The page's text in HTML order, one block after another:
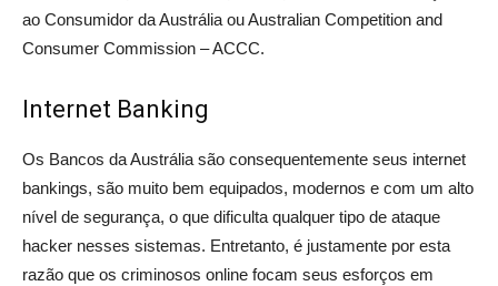
ao Consumidor da Austrália ou Australian Competition and
Consumer Commission – ACCC.
Internet Banking
Os Bancos da Austrália são consequentemente seus internet
bankings, são muito bem equipados, modernos e com um alto
nível de segurança, o que dificulta qualquer tipo de ataque
hacker nesses sistemas. Entretanto, é justamente por esta
razão que os criminosos online focam seus esforços em